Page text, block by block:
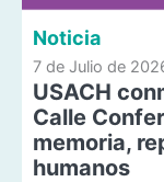
Noticia
7 de Julio de
USACH
Calle
memoria,
humanos